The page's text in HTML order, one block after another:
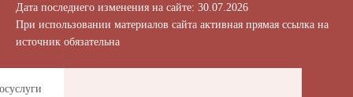
Дата последнего изменения на сайте: 30.07.2026
При использовании материалов сайта активная прямая ссылка на
источник обязательна